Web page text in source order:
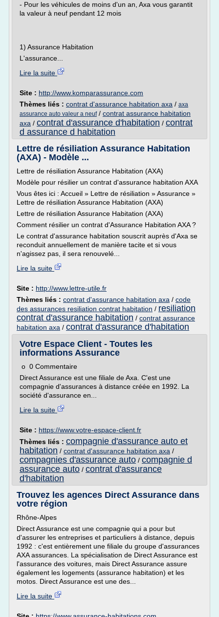
- Pour les véhicules de moins d'un an, Axa vous garantit
la valeur à neuf pendant 12 mois
1) Assurance Habitation
L'assurance...
Lire la suite
Site : http://www.komparassurance.com
Thèmes liés : contrat d'assurance habitation axa / axa
assurance auto valeur a neuf/ contrat assurance habitation
axa / contrat d'assurance d'habitation / contrat
d assurance d habitation
Lettre de résiliation Assurance Habitation
(AXA) - Modèle ...
Lettre de résiliation Assurance Habitation (AXA)
Modèle pour résilier un contrat d'assurance habitation AXA
Vous êtes ici : Accueil » Lettre de résiliation » Assurance »
Lettre de résiliation Assurance Habitation (AXA)
Lettre de résiliation Assurance Habitation (AXA)
Comment résilier un contrat d'Assurance Habitation AXA ?
Le contrat d'assurance habitation souscrit auprès d'Axa se
reconduit annuellement de manière tacite et si vous
n'agissez pas, il sera renouvelé...
Lire la suite
Site : http://www.lettre-utile.fr
Thèmes liés : contrat d'assurance habitation axa / code
des assurances resiliation contrat habitation / resiliation
contrat d'assurance habitation / contrat assurance
habitation axa / contrat d'assurance d'habitation
Votre Espace Client - Toutes les
informations Assurance
o 0 Commentaire
Direct Assurance est une filiale de Axa. C'est une
compagnie d'assurances à distance créée en 1992. La
société d'assurance en...
Lire la suite
Site : https://www.votre-espace-client.fr
Thèmes liés : compagnie d'assurance auto et
habitation / contrat d'assurance habitation axa /
compagnies d'assurance auto / compagnie d
assurance auto / contrat d'assurance
d'habitation
Trouvez les agences Direct Assurance dans
votre région
Rhône-Alpes
Direct Assurance est une compagnie qui a pour but
d'assurer les entreprises et particuliers à distance, depuis
1992 : c'est entièrement une filiale du groupe d'assurances
AXA assurances. La spécialisation de Direct Assurance est
l'assurance des voitures, mais Direct Assurance assure
également les logements (assurance habitation) et les
motos. Direct Assurance est une des...
Lire la suite